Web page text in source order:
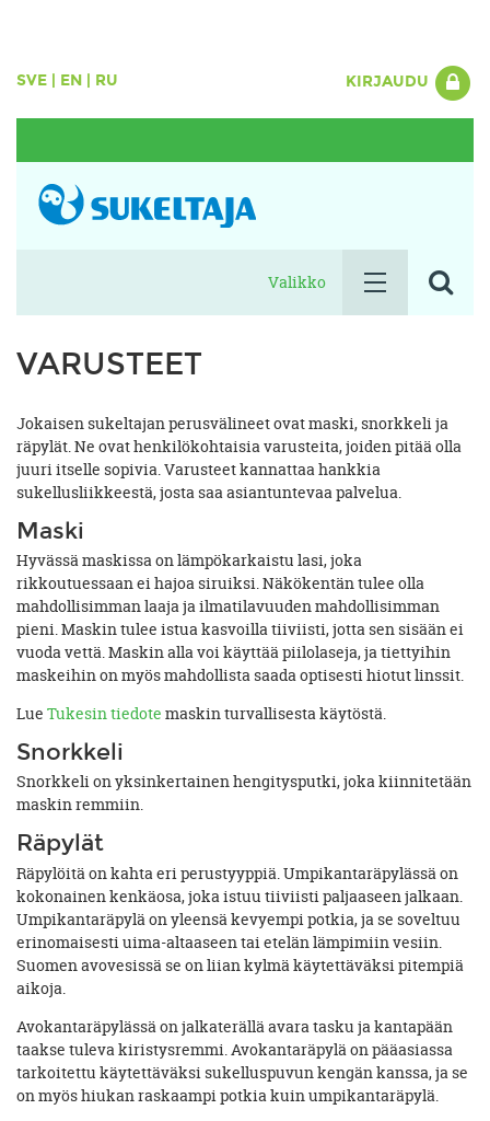
SVE EN RU KIRJAUDU
Valikko
VARUSTEET
Jokaisen sukeltajan perusvälineet ovat maski, snorkkeli ja
räpylät. Ne ovat henkilökohtaisia varusteita, joiden pitää olla
juuri itselle sopivia. Varusteet kannattaa hankkia
sukellusliikkeestä, josta saa asiantuntevaa palvelua.
Maski
Hyvässä maskissa on lämpökarkaistu lasi, joka
rikkoutuessaan ei hajoa siruiksi. Näkökentän tulee olla
mahdollisimman laaja ja ilmatilavuuden mahdollisimman
pieni. Maskin tulee istua kasvoilla tiiviisti, jotta sen sisään ei
vuoda vettä. Maskin alla voi käyttää piilolaseja, ja tiettyihin
maskeihin on myös mahdollista saada optisesti hiotut linssit.
Lue Tukesin tiedote maskin turvallisesta käytöstä.
Snorkkeli
Snorkkeli on yksinkertainen hengitysputki, joka kiinnitetään
maskin remmiin.
Räpylät
Räpylöitä on kahta eri perustyyppiä. Umpikantaräpylässä on
kokonainen kenkäosa, joka istuu tiiviisti paljaaseen jalkaan.
Umpikantaräpylä on yleensä kevyempi potkia, ja se soveltuu
erinomaisesti uima-altaaseen tai etelän lämpimiin vesiin.
Suomen avovesissä se on liian kylmä käytettäväksi pitempiä
aikoja.
Avokantaräpylässä on jalkaterällä avara tasku ja kantapään
taakse tuleva kiristysremmi. Avokantaräpylä on pääasiassa
tarkoitettu käytettäväksi sukelluspuvun kengän kanssa, ja se
on myös hiukan raskaampi potkia kuin umpikantaräpylä.